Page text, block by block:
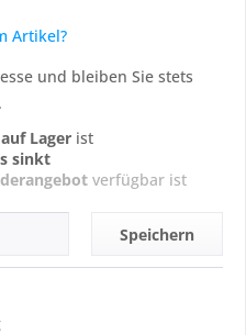
Artikel?
und bleiben Sie stets
auf Lager ist
sinkt
verfügbar ist
Speichern